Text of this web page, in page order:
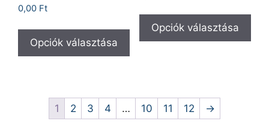
0,00 Ft
Opciók választása
Opciók választása
1 2 3 4 … 10 11 12 →